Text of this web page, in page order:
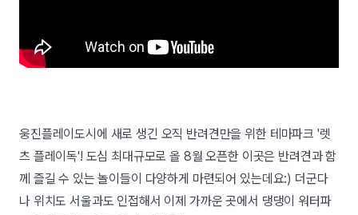
웅진플레이도시에 새로 생긴 오직 반려견만을 위한 테마파크 '렛
츠 플레이독'! 도심 최대규모로 올 8월 오픈한 이곳은 반려견과 함
께 즐길 수 있는 놀이들이 다양하게 마련되어 있는데요:) 더군다
나 위치도 서울과도 인접해서 이제 가까운 곳에서 댕댕이 워터파